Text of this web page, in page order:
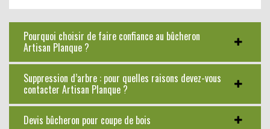
Pourquoi choisir de faire confiance au bûcheron
Artisan Planque ?
Suppression d’arbre : pour quelles raisons devez-vous
contacter Artisan Planque ?
Devis bûcheron pour coupe de bois